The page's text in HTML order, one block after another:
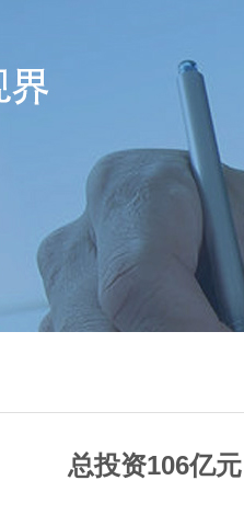
总投资106亿